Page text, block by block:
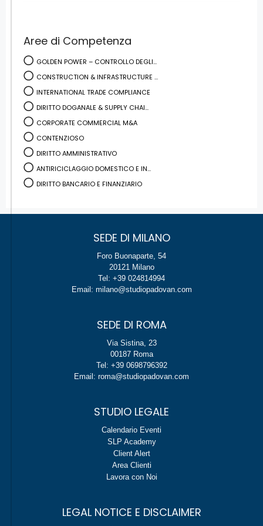
Aree di Competenza
GOLDEN POWER – CONTROLLO DEGLI...
CONSTRUCTION & INFRASTRUCTURE ...
INTERNATIONAL TRADE COMPLIANCE
DIRITTO DOGANALE & SUPPLY CHAI...
CORPORATE COMMERCIAL M&A
CONTENZIOSO
DIRITTO AMMINISTRATIVO
ANTIRICICLAGGIO DOMESTICO E IN...
DIRITTO BANCARIO E FINANZIARIO
SEDE DI MILANO
Foro Buonaparte, 54
20121 Milano
Tel: +39 024814994
Email: milano@studiopadovan.com
SEDE DI ROMA
Via Sistina, 23
00187 Roma
Tel: +39 0698796392
Email: roma@studiopadovan.com
STUDIO LEGALE
Calendario Eventi
SLP Academy
Client Alert
Area Clienti
Lavora con Noi
LEGAL NOTICE E DISCLAIMER